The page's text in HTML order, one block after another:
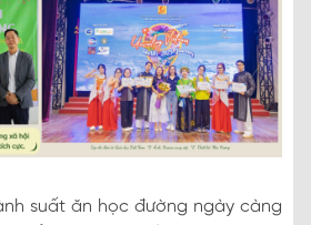
suất ăn học đường ngày càng